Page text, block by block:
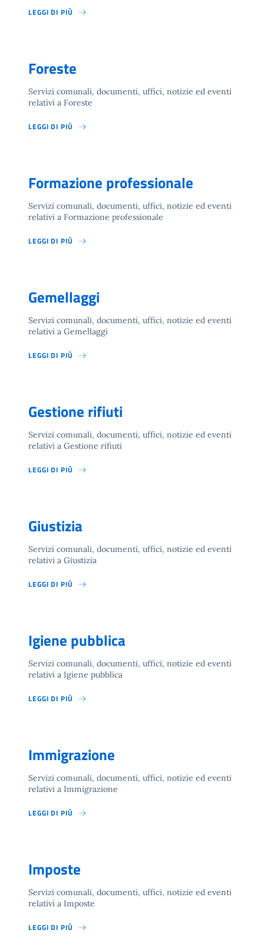
LEGGI DI PIÙ
Foreste
Servizi comunali, documenti, uffici, notizie ed eventi
relativi a Foreste
LEGGI DI PIÙ
Formazione professionale
Servizi comunali, documenti, uffici, notizie ed eventi
relativi a Formazione professionale
LEGGI DI PIÙ
Gemellaggi
Servizi comunali, documenti, uffici, notizie ed eventi
relativi a Gemellaggi
LEGGI DI PIÙ
Gestione rifiuti
Servizi comunali, documenti, uffici, notizie ed eventi
relativi a Gestione rifiuti
LEGGI DI PIÙ
Giustizia
Servizi comunali, documenti, uffici, notizie ed eventi
relativi a Giustizia
LEGGI DI PIÙ
Igiene pubblica
Servizi comunali, documenti, uffici, notizie ed eventi
relativi a Igiene pubblica
LEGGI DI PIÙ
Immigrazione
Servizi comunali, documenti, uffici, notizie ed eventi
relativi a Immigrazione
LEGGI DI PIÙ
Imposte
Servizi comunali, documenti, uffici, notizie ed eventi
relativi a Imposte
LEGGI DI PIÙ